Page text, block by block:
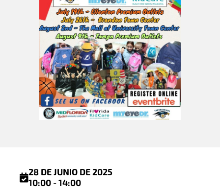
28 DE JUNIO DE 2025
10:00 - 14:00